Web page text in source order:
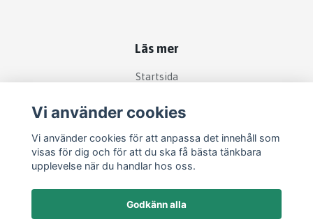
Läs mer
Startsida
Kontakt
Om köp och returer
Produkter
Vi använder cookies
Vi använder cookies för att anpassa det innehåll som
visas för dig och för att du ska få bästa tänkbara
upplevelse när du handlar hos oss.
Godkänn alla